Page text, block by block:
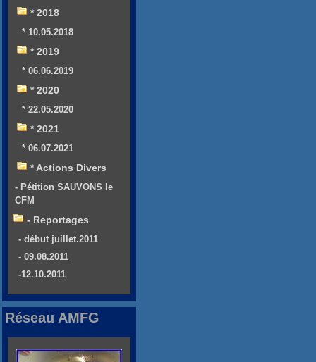
* 2018
* 10.05.2018
* 2019
* 06.06.2019
* 2020
* 22.05.2020
* 2021
* 06.07.2021
* Actions Divers
- Pétition SAUVONS le
CFM
- Reportages
- début juillet.2011
- 09.08.2011
-12.10.2011
Réseau AMFG